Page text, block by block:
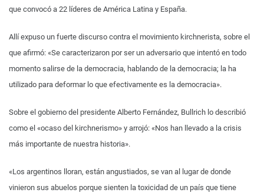
que convocó a 22 líderes de América Latina y España.
Allí expuso un fuerte discurso contra el movimiento kirchnerista, sobre el
que afirmó: «Se caracterizaron por ser un adversario que intentó en todo
momento salirse de la democracia, hablando de la democracia; la ha
utilizado para deformar lo que efectivamente es la democracia».
Sobre el gobierno del presidente Alberto Fernández, Bullrich lo describió
como el «ocaso del kirchnerismo» y arrojó: «Nos han llevado a la crisis
más importante de nuestra historia».
«Los argentinos lloran, están angustiados, se van al lugar de donde
vinieron sus abuelos porque sienten la toxicidad de un país que tiene